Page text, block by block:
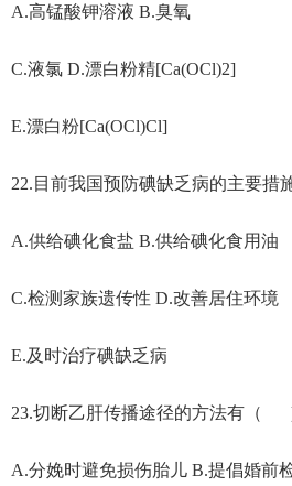
A.高锰酸钾溶液 B.臭氧
C.液氯 D.漂白粉精[Ca(OCl)2]
E.漂白粉[Ca(OCl)Cl]
22.目前我国预防碘缺乏病的主要
A.供给碘化食盐 B.供给碘化食用油
C.检测家族遗传性 D.改善居住环境
E.及时治疗碘缺乏病
23.切断乙肝传播途径的方法有（
A.分娩时避免损伤胎儿 B.提倡婚前